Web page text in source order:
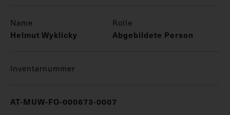
Name Rolle
Helmut Wyklicky Abgebildete Person
Inventarnummer
AT-MUW-FO-000673-0007